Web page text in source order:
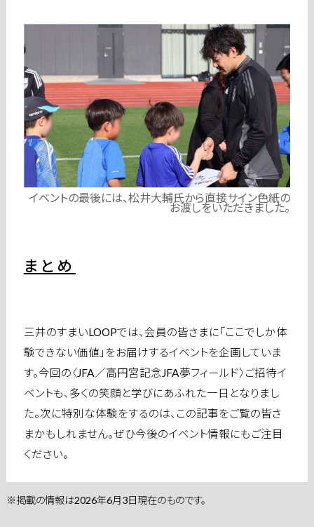
イベントの最後には、松井大輔氏から直接サイン色紙の
お渡しをいただきました。
まとめ
三井のすまいLOOPでは、会員の皆さまに「ここでしか体
験できない価値」をお届けするイベントを企画していま
す。今回の〈JFA／高円宮記念JFA夢フィールド〉ご招待イ
ベントも、多くの笑顔と学びにあふれた一日となりまし
た。次に特別な体験をするのは、この記事をご覧の皆さ
まかもしれません。ぜひ今後のイベント情報にもご注目
ください。
※掲載の情報は2026年6月3日現在のものです。